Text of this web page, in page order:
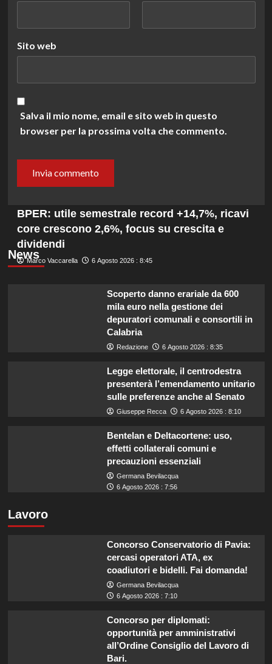
Sito web
Salva il mio nome, email e sito web in questo
browser per la prossima volta che commento.
News
BPER: utile semestrale record +14,7%, ricavi
core crescono 2,6%, focus su crescita e
dividendi
Marco Vaccarella 6 Agosto 2026 : 8:45
Scoperto danno erariale da 600
mila euro nella gestione dei
depuratori comunali e consortili in
Calabria
Redazione 6 Agosto 2026 : 8:35
Legge elettorale, il centrodestra
presenterà l’emendamento unitario
sulle preferenze anche al Senato
Giuseppe Recca 6 Agosto 2026 : 8:10
Bentelan e Deltacortene: uso,
effetti collaterali comuni e
precauzioni essenziali
Germana Bevilacqua
6 Agosto 2026 : 7:56
Lavoro
Concorso Conservatorio di Pavia:
cercasi operatori ATA, ex
coadiutori e bidelli. Fai domanda!
Germana Bevilacqua
6 Agosto 2026 : 7:10
Concorso per diplomati:
opportunità per amministrativi
all’Ordine Consiglio del Lavoro di
Bari.